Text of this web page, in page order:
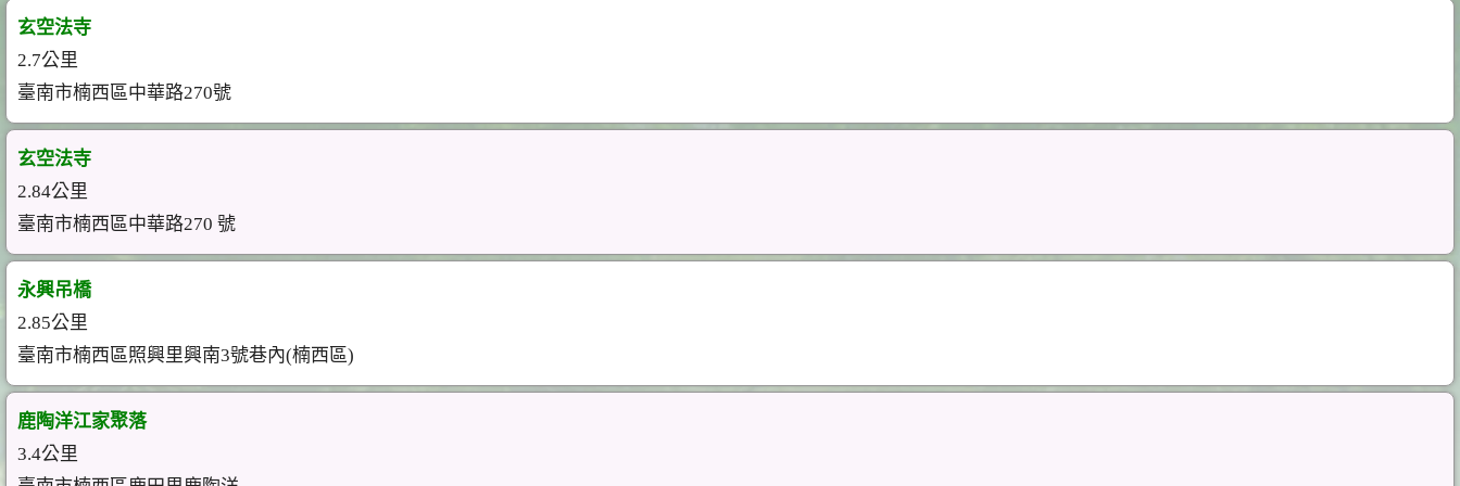
玄空法寺
2.7公里
臺南市楠西區中華路270號
玄空法寺
2.84公里
臺南市楠西區中華路270 號
永興吊橋
2.85公里
臺南市楠西區照興里興南3號巷內(楠西區)
鹿陶洋江家聚落
3.4公里